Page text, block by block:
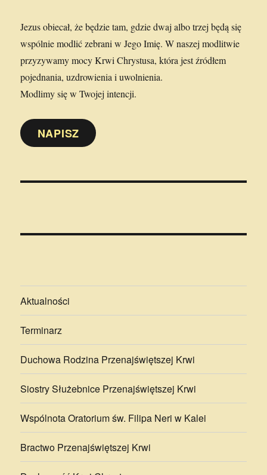
Jezus obiecał, że będzie tam, gdzie dwaj albo trzej będą się
wspólnie modlić zebrani w Jego Imię. W naszej modlitwie
przyzywamy mocy Krwi Chrystusa, która jest źródłem
pojednania, uzdrowienia i uwolnienia.
Modlimy się w Twojej intencji.
NAPISZ
Aktualności
Terminarz
Duchowa Rodzina Przenajświętszej Krwi
Siostry Służebnice Przenajświętszej Krwi
Wspólnota Oratorium św. Filipa Neri w Kalei
Bractwo Przenajświętszej Krwi